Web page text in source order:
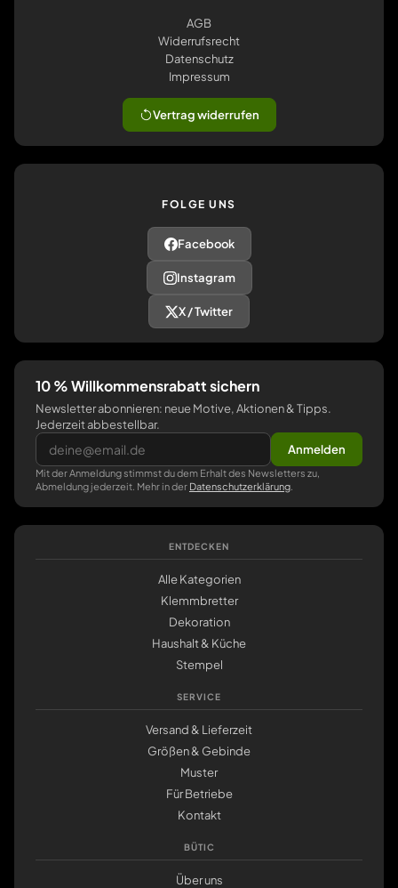
AGB
Widerrufsrecht
Datenschutz
Impressum
Vertrag widerrufen
FOLGE UNS
Facebook
Instagram
X / Twitter
10 % Willkommensrabatt sichern
Newsletter abonnieren: neue Motive, Aktionen & Tipps.
Jederzeit abbestellbar.
Anmelden
Mit der Anmeldung stimmst du dem Erhalt des Newsletters zu,
Abmeldung jederzeit. Mehr in der Datenschutzerklärung
ENTDECKEN
Alle Kategorien
Klemmbretter
Dekoration
Haushalt & Küche
Stempel
SERVICE
Versand & Lieferzeit
Größen & Gebinde
Muster
Für Betriebe
Kontakt
BÜTIC
Über uns